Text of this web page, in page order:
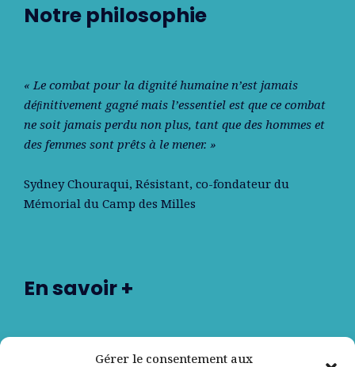
Gérer le consentement aux
Notre philosophie
« Le combat pour la dignité humaine n’est jamais
déﬁnitivement gagné mais l’essentiel est que ce combat
ne soit jamais perdu non plus, tant que des hommes et
des femmes sont prêts à le mener. »
Sydney Chouraqui, Résistant, co-fondateur du
Mémorial du Camp des Milles
En savoir +
Nos partenaires